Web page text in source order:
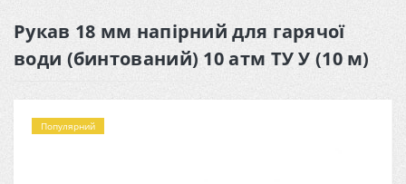
Рукав 18 мм напірний для гарячої
води (бинтований) 10 атм ТУ У (10 м)
Популярний